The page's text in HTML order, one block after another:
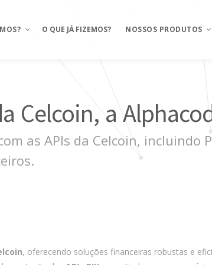
A Service
projeto
O QUE JÁ FIZEMOS? NOSSOS PRODUTOS
Mosaico Banking
Mosaico Food
Celcoin, a
as APIs da Celcoin, incluindo
, oferecendo soluções financeiras robustas e